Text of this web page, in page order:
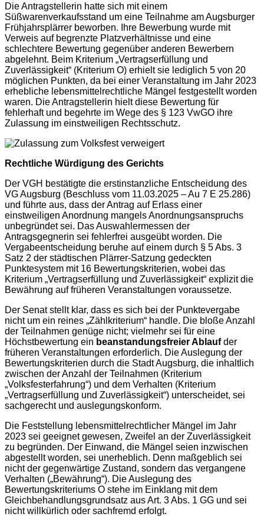
Die Antragstellerin hatte sich mit einem
Süßwarenverkaufsstand um eine Teilnahme am Augsburger
Frühjahrsplärrer beworben. Ihre Bewerbung wurde mit
Verweis auf begrenzte Platzverhältnisse und eine
schlechtere Bewertung gegenüber anderen Bewerbern
abgelehnt. Beim Kriterium „Vertragserfüllung und
Zuverlässigkeit“ (Kriterium O) erhielt sie lediglich 5 von 20
möglichen Punkten, da bei einer Veranstaltung im Jahr 2023
erhebliche lebensmittelrechtliche Mängel festgestellt worden
waren. Die Antragstellerin hielt diese Bewertung für
fehlerhaft und begehrte im Wege des § 123 VwGO ihre
Zulassung im einstweiligen Rechtsschutz.
Rechtliche Würdigung des Gerichts
Der VGH bestätigte die erstinstanzliche Entscheidung des
VG Augsburg (Beschluss vom 11.03.2025 – Au 7 E 25.286)
und führte aus, dass der Antrag auf Erlass einer
einstweiligen Anordnung mangels Anordnungsanspruchs
unbegründet sei. Das Auswahlermessen der
Antragsgegnerin sei fehlerfrei ausgeübt worden. Die
Vergabeentscheidung beruhe auf einem durch § 5 Abs. 3
Satz 2 der städtischen Plärrer-Satzung gedeckten
Punktesystem mit 16 Bewertungskriterien, wobei das
Kriterium „Vertragserfüllung und Zuverlässigkeit“ explizit die
Bewährung auf früheren Veranstaltungen voraussetze.
Der Senat stellt klar, dass es sich bei der Punktevergabe
nicht um ein reines „Zählkriterium“ handle. Die bloße Anzahl
der Teilnahmen genüge nicht; vielmehr sei für eine
Höchstbewertung ein beanstandungsfreier Ablaufder
früheren Veranstaltungen erforderlich. Die Auslegung der
Bewertungskriterien durch die Stadt Augsburg, die inhaltlich
zwischen der Anzahl der Teilnahmen (Kriterium
„Volksfesterfahrung“) und dem Verhalten (Kriterium
„Vertragserfüllung und Zuverlässigkeit“) unterscheidet, sei
sachgerecht und auslegungskonform.
Die Feststellung lebensmittelrechtlicher Mängel im Jahr
2023 sei geeignet gewesen, Zweifel an der Zuverlässigkeit
zu begründen. Der Einwand, die Mängel seien inzwischen
abgestellt worden, sei unerheblich. Denn maßgeblich sei
nicht der gegenwärtige Zustand, sondern das vergangene
Verhalten („Bewährung“). Die Auslegung des
Bewertungskriteriums O stehe im Einklang mit dem
Gleichbehandlungsgrundsatz aus Art. 3 Abs. 1 GG und sei
nicht willkürlich oder sachfremd erfolgt.